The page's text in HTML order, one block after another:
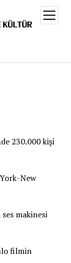
aç
230.000 kişi
New
makinesi
filmin